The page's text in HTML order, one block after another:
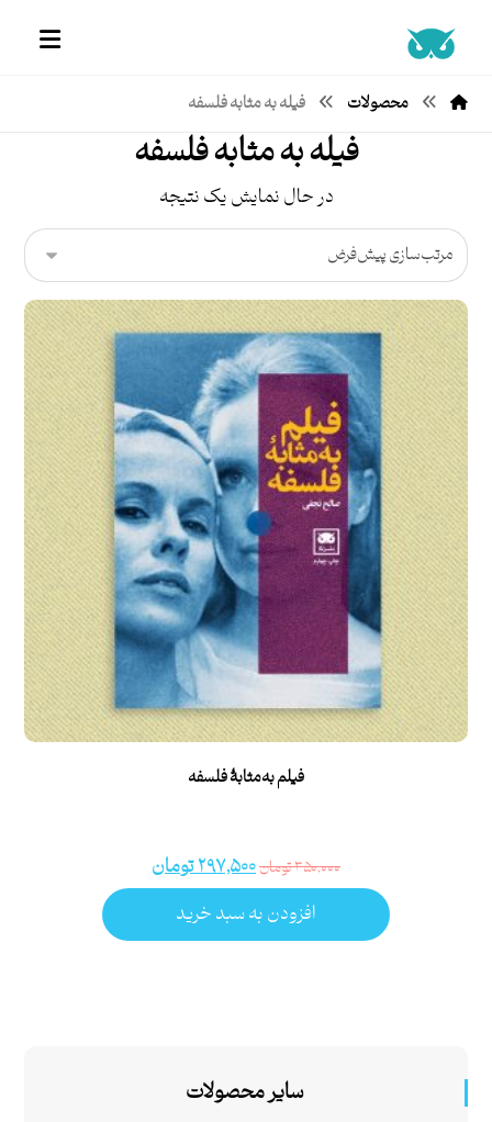
محصولات فیله به مثابه فلسفه
فیله به مثابه فلسفه
در حال نمایش یک نتیجه
فیلم به‌مثابۀ فلسفه
۳۵۰,۰۰۰تومان۲۹۷,۵۰۰تومان
افزودن به سبد خرید
سایر محصولات